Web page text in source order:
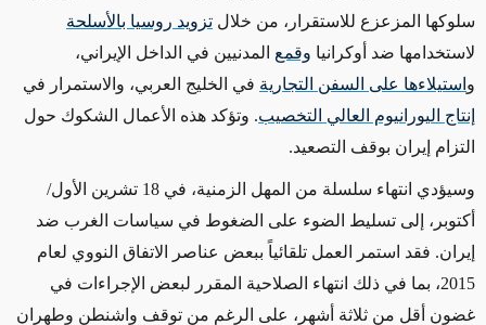
سلوكها المزعزع للاستقرار، من خلال تزويد روسيا بالأسلحة
لاستخدامها ضد أوكرانيا وقمع المدنيين في الداخل الإيراني،
و استيلاءها على السفن التجارية في الخليج العربي، والاستمرار في
إنتاج اليورانيوم العالي التخصيب. وتؤكد هذه الأعمال الشكوك حول
التزام إيران بوقف التصعيد.
وسيؤدي انتهاء سلسلة من المهل الزمنية، في 18 تشرين الأول/
أكتوبر، إلى تسليط الضوء على الضغوط في سياسات الغرب ضد
إيران. فقد استمر العمل تلقائياً ببعض عناصر الاتفاق النووي لعام
2015، بما في ذلك
انتهاء الصلاحية المقرر لبعض الإجراءات في
غضون أقل من ثلاثة أشهر، على الرغم من توقف واشنطن وطهران